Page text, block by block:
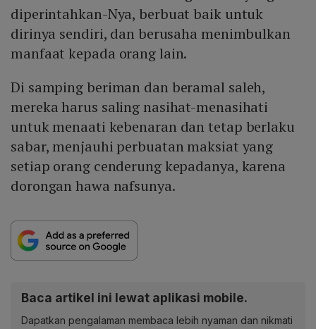
diperintahkan-Nya, berbuat baik untuk
dirinya sendiri, dan berusaha menimbulkan
manfaat kepada orang lain.
Di samping beriman dan beramal saleh,
mereka harus saling nasihat-menasihati
untuk menaati kebenaran dan tetap berlaku
sabar, menjauhi perbuatan maksiat yang
setiap orang cenderung kepadanya, karena
dorongan hawa nafsunya.
Baca artikel ini lewat aplikasi mobile.
Dapatkan pengalaman membaca lebih nyaman dan nikmati